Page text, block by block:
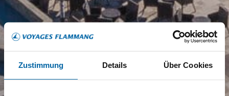
Zustimmung Details Über Cookies